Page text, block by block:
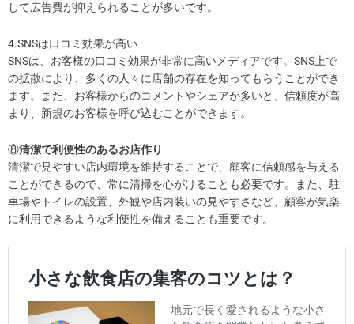
して広告費が抑えられることが多いです。
4.SNSは口コミ効果が高い
SNSは、お客様の口コミ効果が非常に高いメディアです。SNS上で
の拡散により、多くの人々に店舗の存在を知ってもらうことができ
ます。また、お客様からのコメントやシェアが多いと、信頼度が高
まり、新規のお客様を呼び込むことができます。
⑧清潔で利便性のあるお店作り
清潔で見やすい店内環境を維持することで、顧客に信頼感を与える
ことができるので、常に清掃を心がけることも必要です。また、駐
車場やトイレの設置、外観や店内装いの見やすさなど、顧客が気楽
に利用できるような利便性を備えることも重要です。